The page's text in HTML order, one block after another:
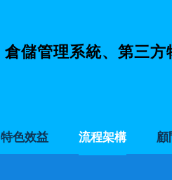
倉儲管理系統、第三
特色效益 流程架構 顧